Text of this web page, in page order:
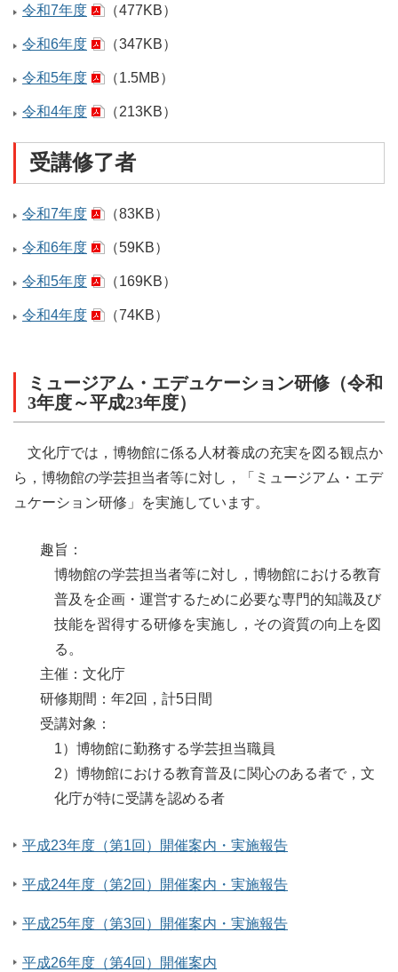
令和7年度 （477KB）
令和6年度 （347KB）
令和5年度 （1.5MB）
令和4年度 （213KB）
受講修了者
令和7年度 （83KB）
令和6年度 （59KB）
令和5年度 （169KB）
令和4年度 （74KB）
ミュージアム・エデュケーション研修（令和
3年度～平成23年度）
文化庁では，博物館に係る人材養成の充実を図る観点か
ら，博物館の学芸担当者等に対し，「ミュージアム・エデ
ュケーション研修」を実施しています。
趣旨：
博物館の学芸担当者等に対し，博物館における教育
普及を企画・運営するために必要な専門的知識及び
技能を習得する研修を実施し，その資質の向上を図
る。
主催： 文化庁
研修期間： 年2回，計5日間
受講対象：
1）博物館に勤務する学芸担当職員
2）博物館における教育普及に関心のある者で，文
化庁が特に受講を認める者
平成23年度（第1回）開催案内・実施報告
平成24年度（第2回）開催案内・実施報告
平成25年度（第3回）開催案内・実施報告
平成26年度（第4回）開催案内